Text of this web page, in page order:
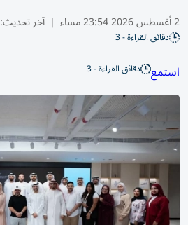
2 أغسطس 2026 23:54 مساء | آخر تحديث:
دقائق القراءة - 3
استمع دقائق القراءة - 3